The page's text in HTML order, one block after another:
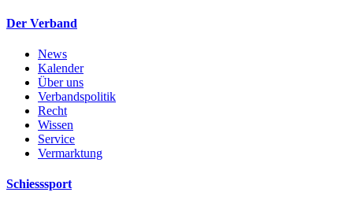
Der Verband
News
Kalender
Über uns
Verbandspolitik
Recht
Wissen
Service
Vermarktung
Schiesssport